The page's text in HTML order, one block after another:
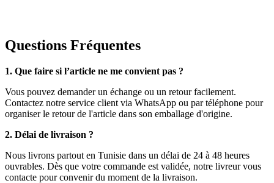
Questions Fréquentes
1. Que faire si l’article ne me convient pas ?
Vous pouvez demander un échange ou un retour facilement.
Contactez notre service client via WhatsApp ou par téléphone pour
organiser le retour de l'article dans son emballage d'origine.
2. Délai de livraison ?
Nous livrons partout en Tunisie dans un délai de 24 à 48 heures
ouvrables. Dès que votre commande est validée, notre livreur vous
contacte pour convenir du moment de la livraison.